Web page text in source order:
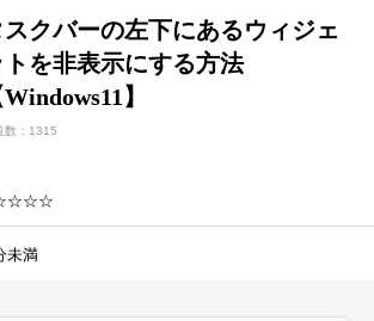
スクバーの左下にあるウィジェ
トを非表示にする方法
Windows11】
数：1315
未満